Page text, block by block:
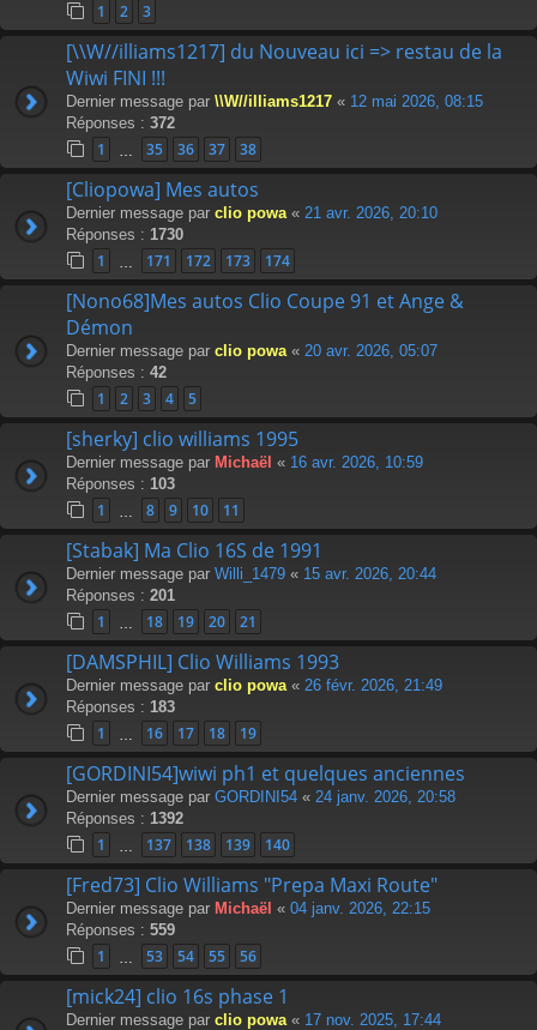
1 2 3
[\\W//illiams1217] du Nouveau ici => restau de la
Wiwi FINI !!!
Dernier message par \\W//illiams1217 « 12 mai 2026, 08:15
Réponses : 372
1 35 36 37 38
[Cliopowa] Mes autos
Dernier message par clio powa « 21 avr. 2026, 20:10
Réponses : 1730
1 171 172 173 174
[Nono68]Mes autos Clio Coupe 91 et Ange &
Démon
Dernier message par clio powa « 20 avr. 2026, 05:07
Réponses : 42
1 2 3 4 5
[sherky] clio williams 1995
Dernier message par Michaël « 16 avr. 2026, 10:59
Réponses : 103
1 8 9 10 11
[Stabak] Ma Clio 16S de 1991
Dernier message par Willi_1479 « 15 avr. 2026, 20:44
Réponses : 201
1 18 19 20 21
[DAMSPHIL] Clio Williams 1993
Dernier message par clio powa « 26 févr. 2026, 21:49
Réponses : 183
1 16 17 18 19
[GORDINI54]wiwi ph1 et quelques anciennes
Dernier message par GORDINI54 « 24 janv. 2026, 20:58
Réponses : 1392
1 137 138 139 140
[Fred73] Clio Williams "Prepa Maxi Route"
Dernier message par Michaël « 04 janv. 2026, 22:15
Réponses : 559
1 53 54 55 56
[mick24] clio 16s phase 1
Dernier message par clio powa « 17 nov. 2025, 17:44